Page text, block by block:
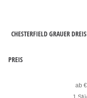
CHESTERFIELD GRAUER
PREIS
ab €